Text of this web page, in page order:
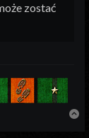
zostać